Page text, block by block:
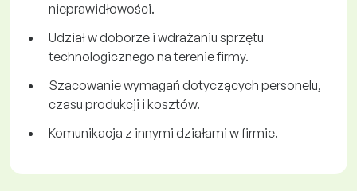
nieprawidłowości.
Udział w doborze i wdrażaniu sprzętu
technologicznego na terenie firmy.
Szacowanie wymagań dotyczących personelu,
czasu produkcji i kosztów.
Komunikacja z innymi działami w firmie.